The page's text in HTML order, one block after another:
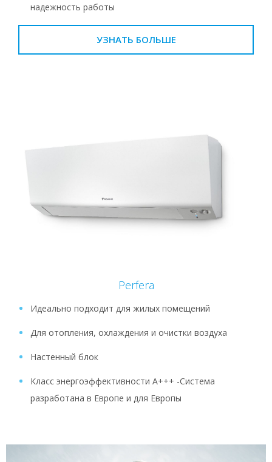
надежность работы
УЗНАТЬ БОЛЬШЕ
Perfera
Идеально подходит для жилых помещений
Для отопления, охлаждения и очистки воздуха
Настенный блок
Класс энергоэффективности A+++ -Система
разработана в Европе и для Европы